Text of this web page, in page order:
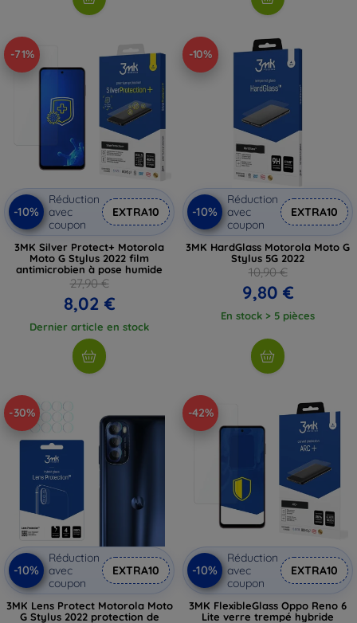
-71%
-10%
Réduction
avec
coupon
EXTRA10
3MK Silver Protect+ Motorola
Moto G Stylus 2022 film
antimicrobien à pose humide
27,90 €
8,02 €
Dernier article en stock
-10%
-10%
Réduction
avec
coupon
EXTRA10
3MK HardGlass Motorola Moto G
Stylus 5G 2022
10,90 €
9,80 €
En stock > 5 pièces
-30%
-10%
Réduction
avec
coupon
EXTRA10
3MK Lens Protect Motorola Moto
G Stylus 2022 protection de
-42%
-10%
Réduction
avec
coupon
EXTRA10
3MK FlexibleGlass Oppo Reno 6
Lite verre trempé hybride